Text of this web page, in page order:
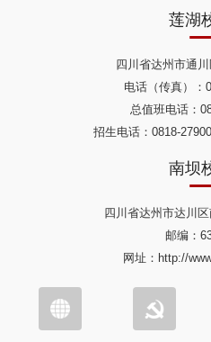
莲湖
四川省达州市通
电话（传真）：
总值班电话：
招生电话：0818-
南坝
四川省达州市达川
邮编：
网址：http://